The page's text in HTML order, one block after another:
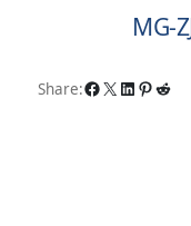
MG-
Share:Facebook X LinkedIn Pinterest Reddit